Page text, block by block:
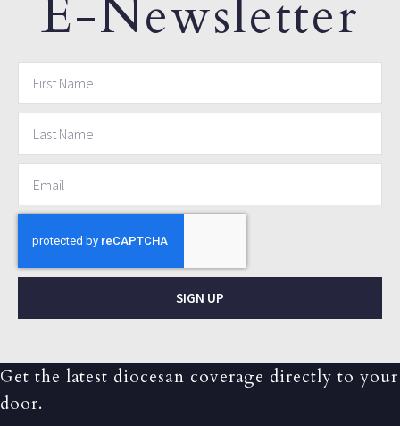
E-Newsletter
SIGN UP
Get the latest diocesan coverage directly to your
door.